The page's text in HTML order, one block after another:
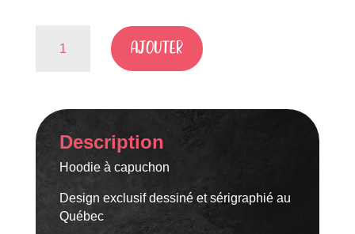
un
cadeau
AJOUTER
Description
Hoodie à capuchon
Design exclusif dessiné et sérigraphié au
Québec